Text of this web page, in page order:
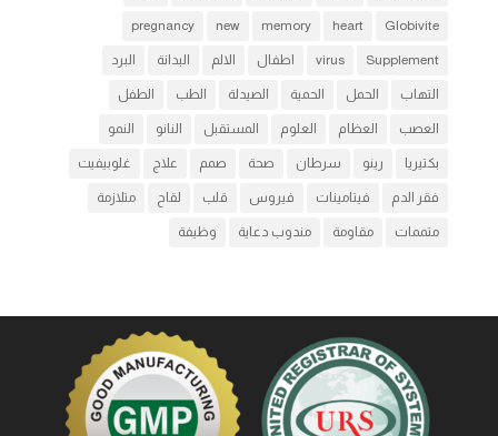
Globivite
heart
memory
new
pregnancy
Supplement
virus اطفال الالم البدانة البرد
التهاب الحمل الحمية الصيدلة الطب الطفل
العصب العظام العلوم المستقبل النانو النمو
بكتيريا رينو سرطان صحة صمم علاج غلوبيفيت
فقر الدم فيتامينات فيروس قلب لقاح متلازمة
متممات مقاومة مندوب دعاية وظيفة